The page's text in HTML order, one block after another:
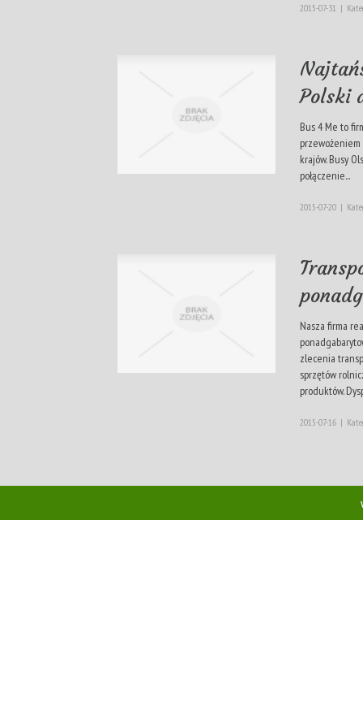
2015-07-31 |
Polski
Bus 4 Me to
krajów. Busy
połączenie...
2015-07-20 |
Nasza firma
zlecenia
sprzętów
produktów.
2015-07-16 |